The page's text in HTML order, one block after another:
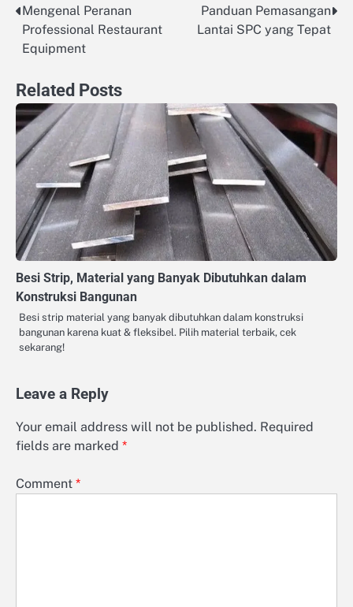
Post
navigation
Mengenal Peranan
Professional Restaurant
Equipment
Panduan Pemasangan
Lantai SPC yang Tepat
Related Posts
Besi Strip, Material yang Banyak Dibutuhkan dalam
Konstruksi Bangunan
Besi strip material yang banyak dibutuhkan dalam konstruksi
bangunan karena kuat & fleksibel. Pilih material terbaik, cek
sekarang!
Leave a Reply
Your email address will not be published. Required
fields are marked *
Comment *